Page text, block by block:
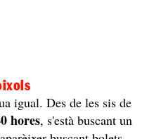
igual. Des de les sis de
hores, s'està buscant un